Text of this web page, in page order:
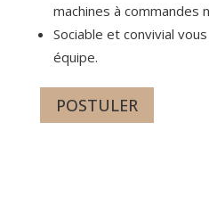
machines à commandes
Sociable et convivial
équipe.
POSTULER